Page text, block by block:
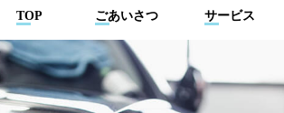
TOP ごあいさつ サービス